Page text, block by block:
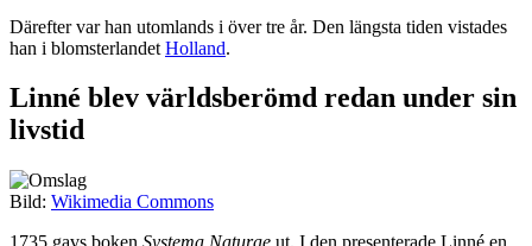
Därefter var han utomlands i över tre år. Den längsta tiden vistades
han i blomsterlandet Holland.
Linné blev världsberömd redan under sin
livstid
Bild: Wikimedia Commons